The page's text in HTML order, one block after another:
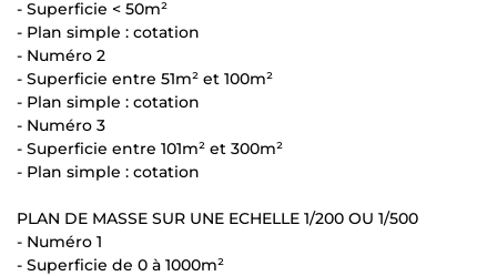
- Superficie < 50m²
- Plan simple : cotation
- Numéro 2
- Superficie entre 51m² et 100m²
- Plan simple : cotation
- Numéro 3
- Superficie entre 101m² et 300m²
- Plan simple : cotation
PLAN DE MASSE SUR UNE ECHELLE 1/200 OU 1/500
- Numéro 1
- Superficie de 0 à 1000m²